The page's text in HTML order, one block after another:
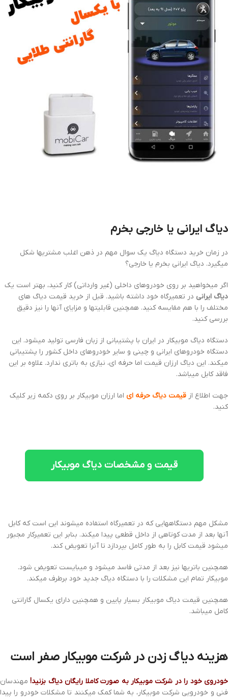
دیاگ ایرانی یا خارجی بخرم
در زمان خرید دستگاه دیاگ یک سوال مهم در ذهن اغلب مشتریها شکل
میگیرد. دیاگ ایرانی بخرم یا خارجی؟
اگر میخواهید بر روی خودروهای داخلی (غیر وارداتی) کار کنید، بهتر است یک
دیاگ ایرانی در تعمیرگاه خود داشته باشید. قبل از خرید قیمت دیاگ های
مختلف را با هم مقایسه کنید. همچنین قابلیتها و مزایای آنها را نیز دقیق
بررسی کنید.
دستگاه دیاگ موبیکار در ایران با پشتیبانی از زبان فارسی تولید میشود. این
دستگاه خودروهای ایرانی و چینی و سایر خودروهای داخل کشور را پشتیبانی
میکند. این دیاگ ارزان قیمت اما حرفه ای، نیازی به باتری ندارد. علاوه بر این
فاقد کابل میباشد.
جهت اطلاع از قیمت دیاگ حرفه ای اما ارزان موبیکار بر روی دکمه زیر کلیک
کنید.
قیمت و مشخصات دیاگ موبیکار
مشکل مهم دستگاههایی که در تعمیرگاه استفاده میشوند این است که کابل
آنها بعد از مدت کوتاهی از داخل قطعی پیدا میکند. بنابر این تعمیرکار مجبور
میشود قیمت کابل را به طور کامل بپردازد تا آنرا تعویض کند.
همچنین باتریها نیز بعد از مدتی فاسد میشود و میبایست تعویض شود.
موبیکار تمام این مشکلات را با دستگاه دیاگ جدید خود برطرف میکند.
همچنین قیمت دیاگ موبیکار بسیار پایین و همچنین دارای یکسال گارانتی
کامل میباشد.
هزینه دیاگ زدن در شرکت موبیکار صفر است
خودروی خود را در شرکت موبیکار به صورت کاملا رایگان دیاگ بزنید! مهندسان
فنی و خودرویی شرکت موبیکار، به شما کمک میکنند تا مشکلات خودرو را پیدا